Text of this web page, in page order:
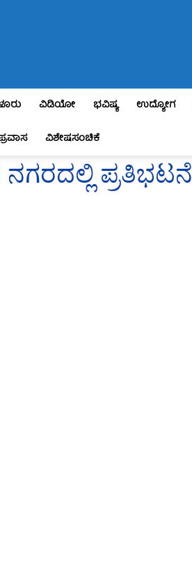
ವಿಡಿಯೋ ಭವಿಷ್ಯ ಉದ್ಯೋಗ
ವಿಶೇಷಸಂಚಿಕೆ
ಪ್ರತಿಭಟನೆ